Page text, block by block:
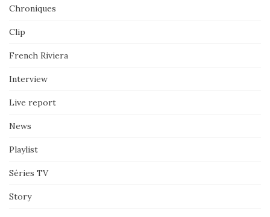
Chroniques
Clip
French Riviera
Interview
Live report
News
Playlist
Séries TV
Story